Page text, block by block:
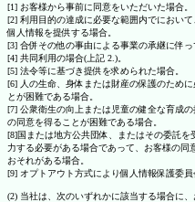
[1] お客様から事前に同意をいただいた場合。
[2] 利用目的の達成に必要な範囲内でにおい
個人情報を提供する場合。
[3] 合併その他の事由による事業の承継に伴っ
[4] 共同利用の場合(上記 2.)。
[5] 法令等に基づき提供を求められた場合。
[6] 人の生命、身体または財産の保護のため
とが困難である場合。
[7] 公衆衛生の向上または児童の健全な育成
の同意を得ることが困難である場合。
[8]国または地方公共団体、またはその委託
力する必要がある場合であって、お客様の
おそれがある場合。
[9] オプトアウト方式により個人情報保護委
(2) 当社は、次のいずれかに該当する場合に